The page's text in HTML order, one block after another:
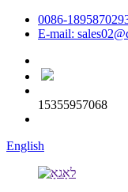
E-mail:
15355957068
English